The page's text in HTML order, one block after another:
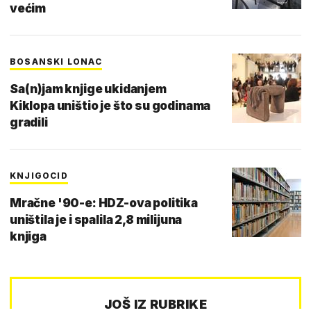
većim
BOSANSKI LONAC
Sa(n)jam knjige ukidanjem
Kiklopa uništio je što su godinama
gradili
KNJIGOCID
Mračne '90-e: HDZ-ova politika
uništila je i spalila 2,8 milijuna
knjiga
JOŠ IZ RUBRIKE